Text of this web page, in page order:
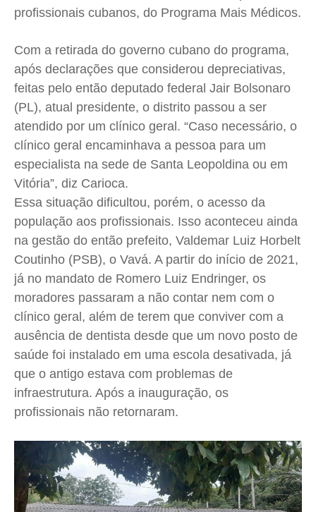
Privacidade
Privacidade
Privacidade
Privacidade
profissionais cubanos, do Programa Mais Médicos.
Com a retirada do governo cubano do programa,
após declarações que considerou depreciativas,
feitas pelo então deputado federal Jair Bolsonaro
(PL), atual presidente, o distrito passou a ser
atendido por um clínico geral. “Caso necessário, o
clínico geral encaminhava a pessoa para um
especialista na sede de Santa Leopoldina ou em
Vitória”, diz Carioca.
Essa situação dificultou, porém, o acesso da
população aos profissionais. Isso aconteceu ainda
na gestão do então prefeito, Valdemar Luiz Horbelt
Coutinho (PSB), o Vavá. A partir do início de 2021,
já no mandato de Romero Luiz Endringer, os
moradores passaram a não contar nem com o
clínico geral, além de terem que conviver com a
ausência de dentista desde que um novo posto de
saúde foi instalado em uma escola desativada, já
que o antigo estava com problemas de
infraestrutura. Após a inauguração, os
profissionais não retornaram.